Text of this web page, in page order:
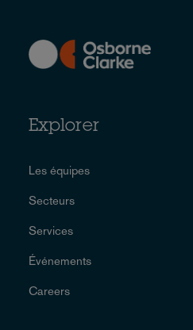
Explorer
Les équipes
Secteurs
Services
Événements
Careers